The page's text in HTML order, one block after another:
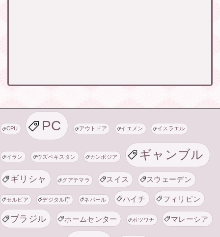
CPU PC アウトドア イエメン イスラエル
イラン ウズベキスタン カンボジア ギャンブル
ギリシャ グアテマラ スイス スウェーデン
セルビア デジタル庁 ネパール ハイチ フィリピン
ブラジル ホームセンター ボツワナ マレーシア